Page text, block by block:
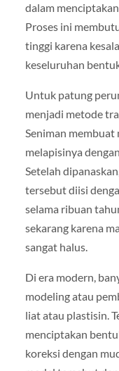
dalam
Proses ini
tinggi karena
keseluruhan
Untuk patung
menjadi metode
Seniman
melapisinya
Setelah
tersebut diisi
selama ribuan
sekarang karena
sangat halus.
Di era modern,
modeling atau
liat atau plastisin.
menciptakan
koreksi dengan